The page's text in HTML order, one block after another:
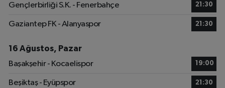
Gençlerbirliği S.K. - Fenerbahçe 21:30
Gaziantep FK - Alanyaspor 21:30
16 Ağustos, Pazar
Başakşehir - Kocaelispor
19:00
Beşiktaş - Eyüpspor 21:30